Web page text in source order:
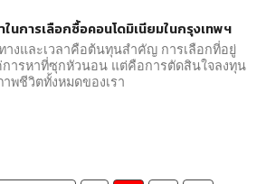
นการเลือกซื้อคอนโดมิเนียมในกรุงเทพฯ
างและเวลาคือต้นทุนสำคัญ การเลือกที่อยู่
การหาที่ซุกหัวนอน แต่คือการตัดสินใจลงทุน
ชีวิตทั้งหมดของเรา